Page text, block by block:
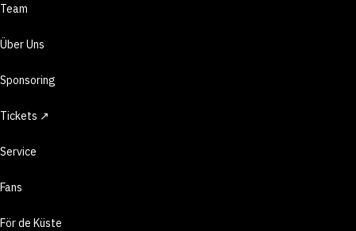
Team
Über Uns
Sponsoring
Tickets ↗
Service
Fans
För de Küste